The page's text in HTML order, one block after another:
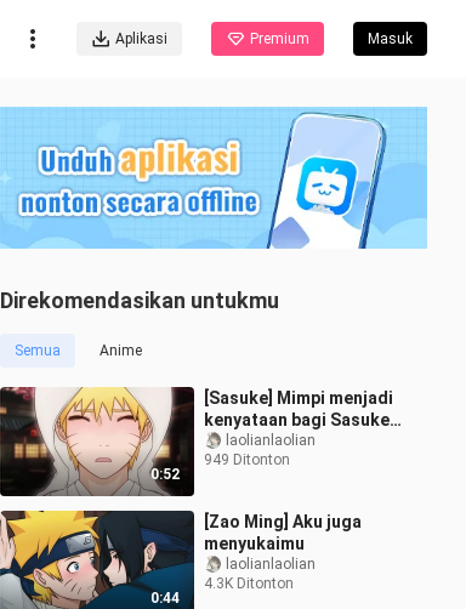
Aplikasi Premium Masuk
Direkomendasikan untukmu
Semua Anime
0:52
[Sasuke] Mimpi menjadi
kenyataan bagi Sasuke
dan Naruto untuk
menikah.
laolianlaolian
949 Ditonton
0:44
[Zao Ming] Aku juga
menyukaimu
laolianlaolian
4.3K Ditonton